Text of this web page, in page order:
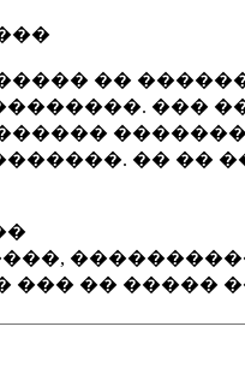
��
���
�� ��
��� �� �����